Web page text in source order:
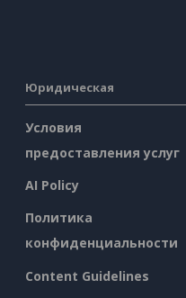
Юридическая
Условия
предоставления услуг
AI Policy
Политика
конфиденциальности
Content Guidelines